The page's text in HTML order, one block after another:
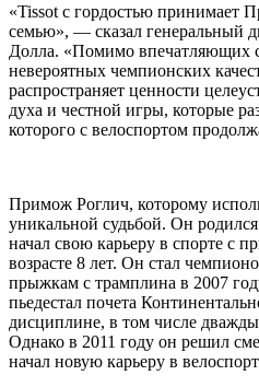
«Tissot с гордостью принимает
семью», — сказал генеральный
Долла. «Помимо впечатляющих
невероятных чемпионских
распространяет ценности
духа и честной игры, которые
которого с велоспортом
Примож Роглич, которому
уникальной судьбой. Он
начал свою карьеру в спорте с
возрасте 8 лет. Он стал
прыжкам с трамплина в 2007
пьедестал почета
дисциплине, в том числе
Однако в 2011 году он решил
начал новую карьеру в